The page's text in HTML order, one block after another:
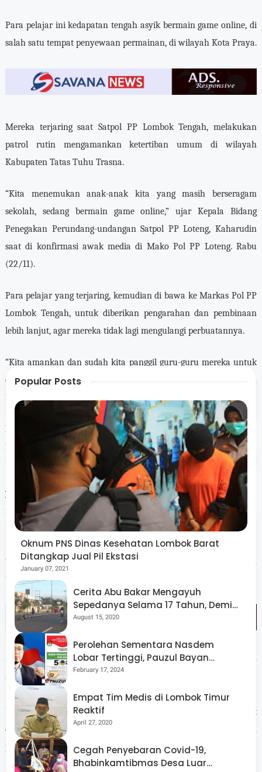
Para pelajar ini kedapatan tengah asyik bermain game online, di
salah satu tempat penyewaan permainan, di wilayah Kota Praya.
Mereka terjaring saat Satpol PP Lombok Tengah, melakukan
patrol rutin mengamankan ketertiban umum di wilayah
Kabupaten Tatas Tuhu Trasna.
“Kita menemukan anak-anak kita yang masih berseragam
sekolah, sedang bermain game online,” ujar Kepala Bidang
Penegakan Perundang-undangan Satpol PP Loteng, Kaharudin
saat di konfirmasi awak media di Mako Pol PP Loteng. Rabu
(22/11).
Para pelajar yang terjaring, kemudian di bawa ke Markas Pol PP
Lombok Tengah, untuk diberikan pengarahan dan pembinaan
lebih lanjut, agar mereka tidak lagi mengulangi perbuatannya.
“Kita amankan dan sudah kita panggil guru-guru mereka untuk
datang membawa siswanya agar diberikan pembinaan lebih
lanjut di sekolah masing-masing,” jelasnya.
Pihak pemilik rental game online juga dibawa ke kantor Pol
PP untuk tanggung jawab.
“Kami minta kepada pemilik rental agar menyaring orang
yang bermain game. Terutama di jam-jam sekolah,”
imbuhnya.
Patroli rutin dilakukan Satpol PP, guna mengantisipasi terjadinya
tawuran antar pelajar, yang berpotensi mengganggu ketertiban
umum di wilayah Lombok Tengah.
“Ini sebagai antisipasi guna menghindari tawuran antar pelajar,”
tutupnya.
Pihaknya juga meminta kepada pihak sekolah untuk lebih ketat
dalam mengawasi peserta didik mereka agar tidak keluyuran
pada saat jam sekolah. (Man)
Popular Posts
Oknum PNS Dinas Kesehatan Lombok Barat
Ditangkap Jual Pil Ekstasi
January 07, 2021
Cerita Abu Bakar Mengayuh
Sepedanya Selama 17 Tahun, Demi
Menggelorakan Kemerdekaan
August 15, 2020
Perolehan Sementara Nasdem
Lobar Tertinggi, Pauzul Bayan
Berpeluang “Rebut” Kursi Dapil 3
February 17, 2024
Empat Tim Medis di Lombok Timur
Reaktif
April 27, 2020
Cegah Penyebaran Covid-19,
Bhabinkamtibmas Desa Luar